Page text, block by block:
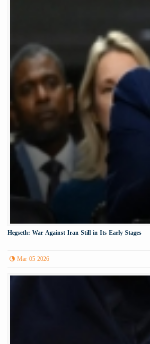
Hegseth: War Against Iran Still in Its Early Stages
Mar 05 2026